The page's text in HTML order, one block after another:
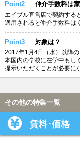
Point2 仲介手数料は
エイブル直営店で契約する
適用されると仲介手数料は
Point3 対象は？
2017年1月4日（水）以降
本国内の学校に在学中もし
提示いただくことが必要に
その他の特集一覧
賃料･価格